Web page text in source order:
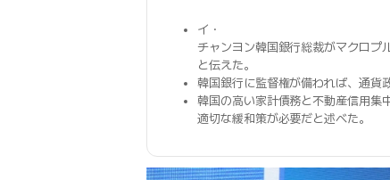
イ・
チャンヨン韓国銀行総裁がマクロプ
と伝えた。
韓国銀行に監督権が備われば、通貨
韓国の高い家計債務と不動産信用集
適切な緩和策が必要だと述べた。